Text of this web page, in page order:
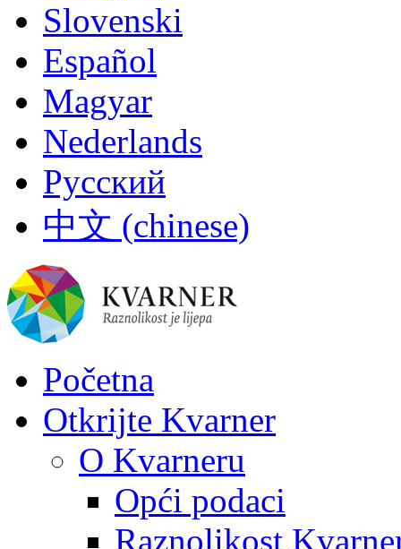
Slovenski
Español
Magyar
Nederlands
Русский
中文 (chinese)
Početna
Otkrijte Kvarner
O Kvarneru
Opći podaci
Raznolikost